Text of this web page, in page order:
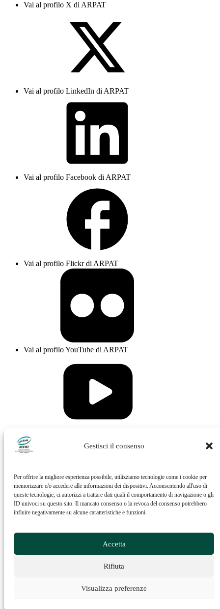
Gestisci il consenso
Per offrire la migliore esperienza possibile, utilizziamo tecnologie come i cookie per
memorizzare e/o accedere alle informazioni dei dispositivi. Acconsentendo all'uso di
queste tecnologie, ci autorizzi a trattare dati quali il comportamento di navigazione o gli
ID univoci su questo sito. Il mancato consenso o la revoca del consenso potrebbero
influire negativamente su alcune caratteristiche e funzioni.
Accetta
Rifiuta
Visualizza preferenze
Vai al profilo X di ARPAT
Vai al profilo LinkedIn di ARPAT
Vai al profilo Facebook di ARPAT
Vai al profilo Flickr di ARPAT
Vai al profilo YouTube di ARPAT
Vai al profilo Issuu di ARPAT